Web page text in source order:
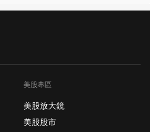
美股專區
美股放大鏡
美股股市